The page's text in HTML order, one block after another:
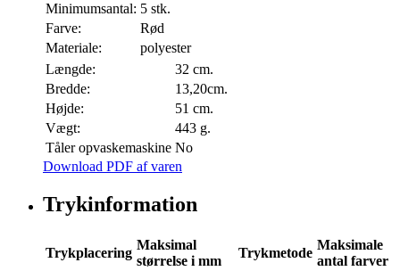
Minimumsantal: 5 stk.
Farve:
Rød
Materiale:
polyester
Længde:
32 cm.
Bredde:
13,20cm.
Højde:
51 cm.
Vægt:
443 g.
Tåler opvaskemaskine No
Download PDF af varen
Trykinformation
Trykplacering
Maksimal
størrelse i mm
Trykmetode
Maksimale
antal farver